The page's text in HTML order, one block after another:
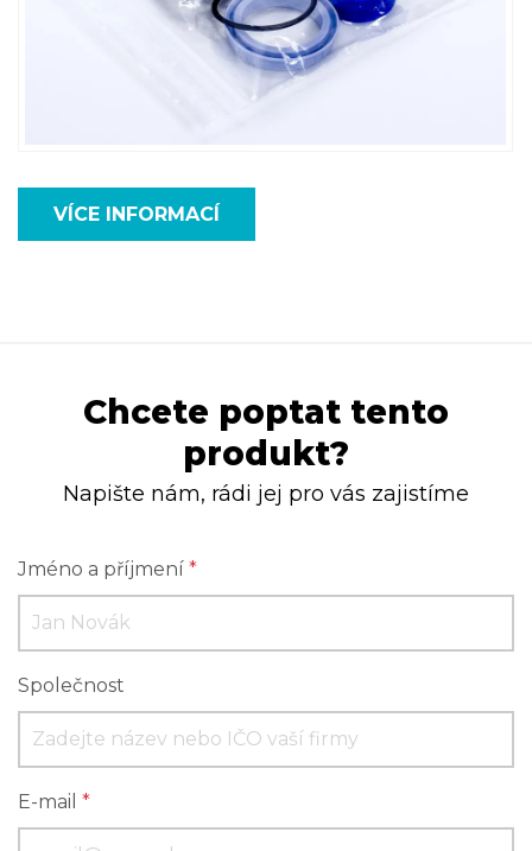
VÍCE INFORMACÍ
Chcete poptat tento
produkt?
Napište nám, rádi jej pro vás zajistíme
Jméno a příjmení *
Společnost
E-mail *